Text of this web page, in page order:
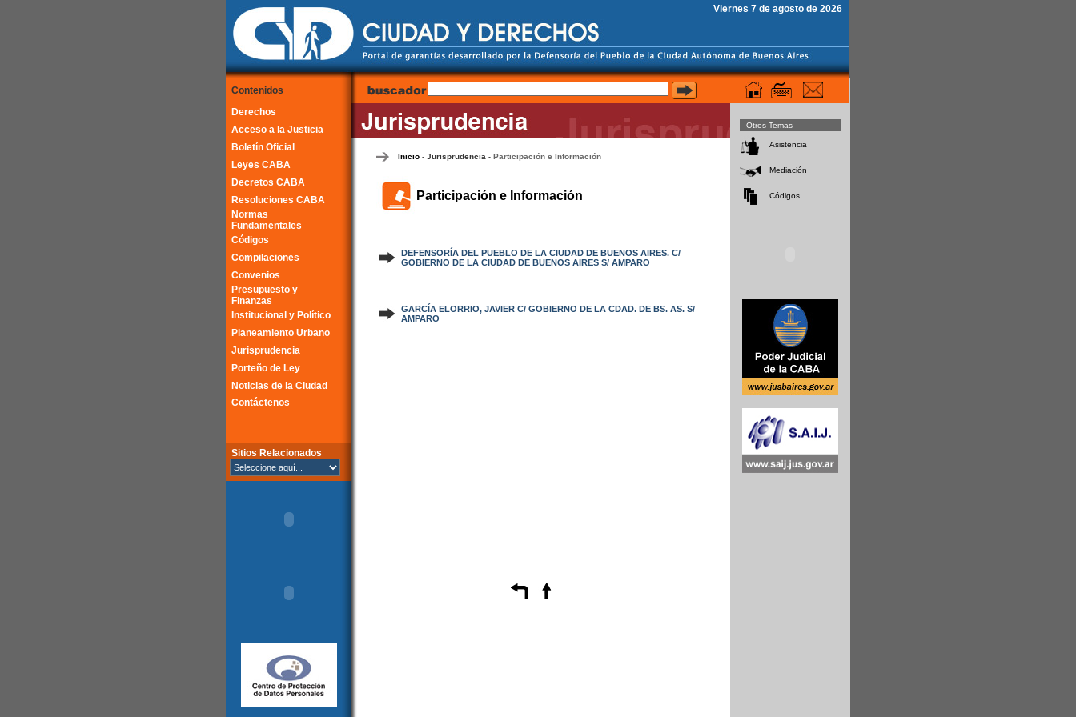
Viernes 7 de agosto de 2026
Contenidos
Derechos
Acceso a la Justicia
Boletín Oficial
Leyes CABA
Decretos CABA
Resoluciones CABA
Normas
Fundamentales
Códigos
Compilaciones
Convenios
Presupuesto y
Finanzas
Institucional y Político
Planeamiento Urbano
Jurisprudencia
Porteño de Ley
Noticias de la Ciudad
Contáctenos
Sitios Relacionados
Otros Temas
Asistencia
Mediación
Códigos
Inicio - Jurisprudencia - Participación e Información
Participación e Información
DEFENSORÍA DEL PUEBLO DE LA CIUDAD DE BUENOS AIRES. C/
GOBIERNO DE LA CIUDAD DE BUENOS AIRES S/ AMPARO
GARCÍA ELORRIO, JAVIER C/ GOBIERNO DE LA CDAD. DE BS. AS. S/
AMPARO